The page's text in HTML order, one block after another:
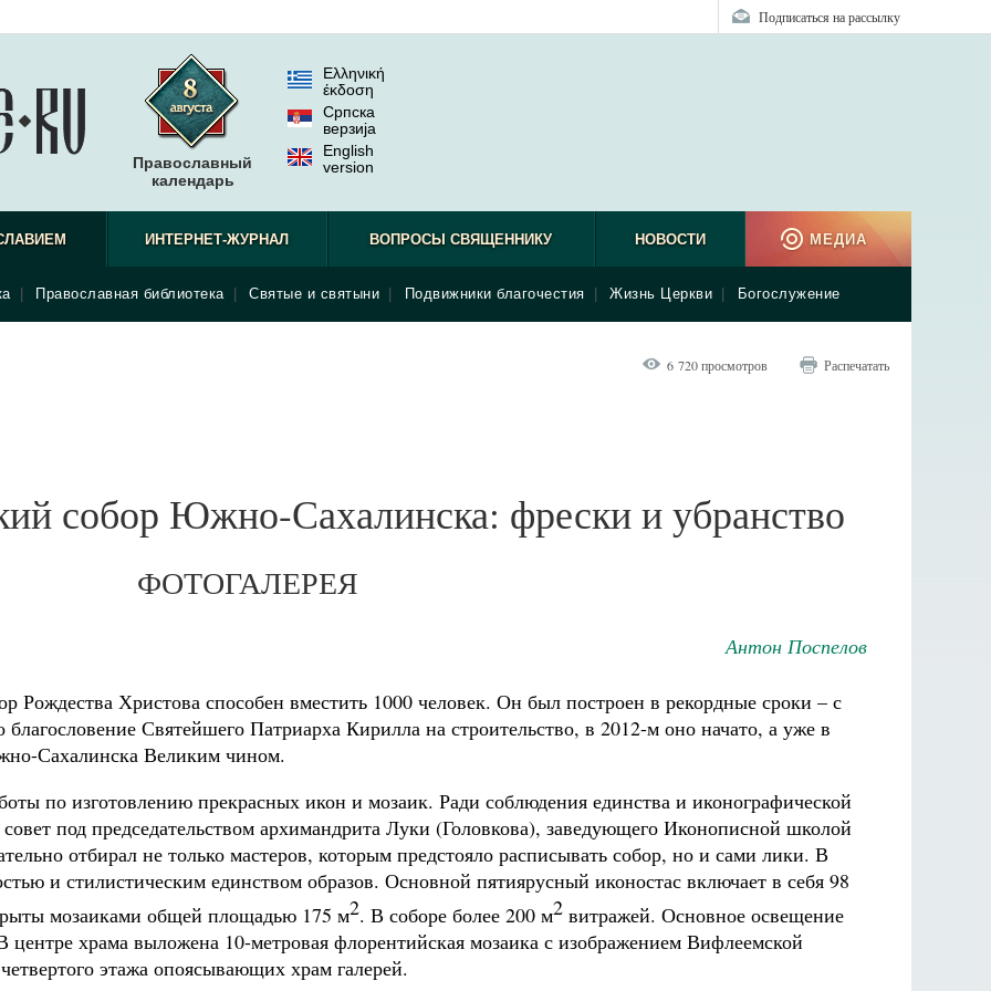
Подписаться на рассылку
Православный
календарь
Ελληνική
έκδοση
Српска
верзиjа
English
version
Православная библиотека Святые и святыни Подвижники благочестия Жизнь Церкви Богослужение
ИНТЕРНЕТ-ЖУРНАЛ ВОПРОСЫ СВЯЩЕННИКУ НОВОСТИ МЕДИА
6 720 просмотров Распечатать
собор Южно-Сахалинска: фрески и убранство
ФОТОГАЛЕРЕЯ
Антон Поспелов
Христова способен вместить 1000 человек. Он был построен в рекордные сроки – с
Святейшего Патриарха Кирилла на строительство, в 2012-м оно начато, а уже в
Сахалинска Великим чином.
по изготовлению прекрасных икон и мозаик. Ради соблюдения единства и иконографической
под председательством архимандрита Луки (Головкова), заведующего Иконописной школой
отбирал не только мастеров, которым предстояло расписывать собор, но и сами лики. В
и стилистическим единством образов. Основной пятиярусный иконостас включает в себя 98
мозаиками общей площадью 175 м2. В соборе более 200 м2 витражей. Основное освещение
центре храма выложена 10-метровая флорентийская мозаика с изображением Вифлеемской
этажа опоясывающих храм галерей.